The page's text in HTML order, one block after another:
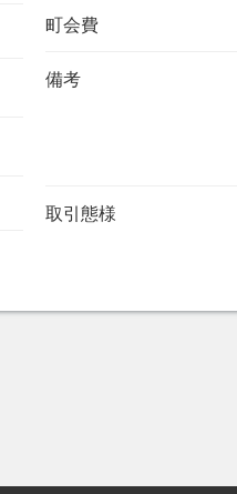
町会費
備考
取引態様